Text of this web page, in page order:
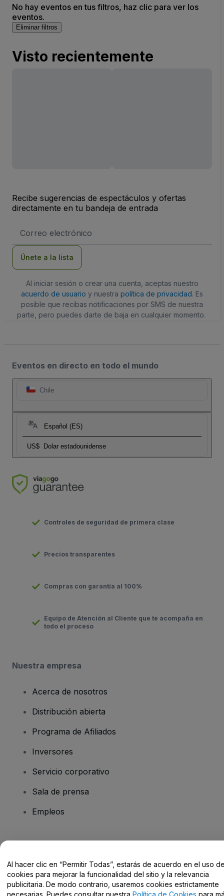
No hay eventos en tus filtros, haz clic para ver los
eventos.
Eliminar filtros
Visto recientemente
Recibe sugerencias de espectáculos y ofertas
directamente en tu bandeja de entrada
de
Únete a la lista
Al iniciar sesión o crear una cuenta, aceptas nuestro
acuerdo de usuario y nuestra política de privacidad. Es
posible que recibas notificaciones por SMS de nuestra
parte, pero puedes darte de baja en cualquier momento.
Eventos en directo en todo el mundo
Chile
Español (ES)
US$ Dolar estadounidense
Controles de seguridad de primera clase
Precios transparentes
Compras con garantía al 100%
Equipo de Atención al Cliente que te acompaña en
todo el proceso
Nuestra empresa
Acerca de nosotros
Distribución abierta
Programa de Afiliados
Inversores
Servicio corporativo
Sala de prensa
Empleos
Centro de Ayuda / Contacto
Al hacer clic en “Permitir Todas”, estarás de acuerdo en el uso
cookies para mejorar la funcionalidad del sitio y la relevancia
publicitaria. De modo contrario, usaremos cookies estrictamente
necesarias. Puedes consultar nuestra Política de Cookies para